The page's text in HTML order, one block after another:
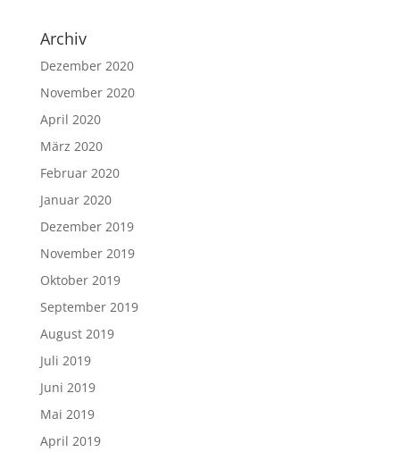
Archiv
Dezember 2020
November 2020
April 2020
März 2020
Februar 2020
Januar 2020
Dezember 2019
November 2019
Oktober 2019
September 2019
August 2019
Juli 2019
Juni 2019
Mai 2019
April 2019